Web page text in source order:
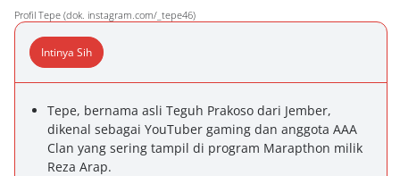
Profil Tepe (dok. instagram.com/_tepe46)
Intinya Sih
Tepe, bernama asli Teguh Prakoso dari Jember,
dikenal sebagai YouTuber gaming dan anggota AAA
Clan yang sering tampil di program Marapthon milik
Reza Arap.